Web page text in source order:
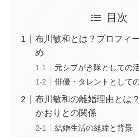
目次
布川敏和とは？プロフィ
め
元シブがき隊としての
俳優・タレントとして
布川敏和の離婚理由とは
かおりとの関係
結婚生活の経緯と背景